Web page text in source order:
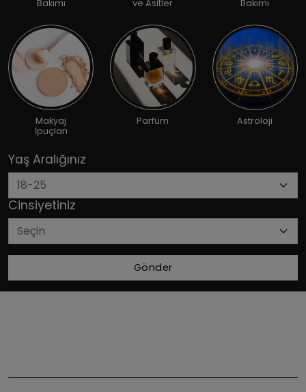
Bakımı
ve Asitler
Bakımı
Makyaj
İpuçları
Parfüm Astroloji
Yaş Aralığınız
Cinsiyetiniz
Gönder